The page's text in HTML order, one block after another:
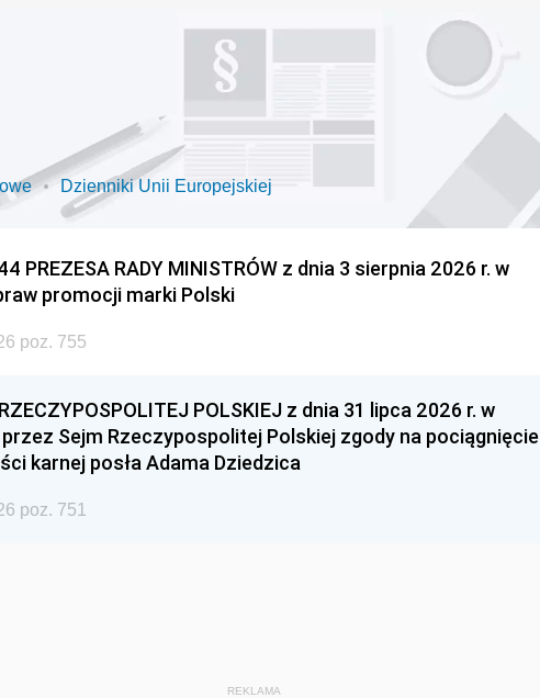
Dzienniki Unii Europejskiej
PREZESA RADY MINISTRÓW z dnia 3 sierpnia 2026 r. w
promocji marki Polski
poz. 755
POLSKIEJ z dnia 31 lipca 2026 r. w
Sejm Rzeczypospolitej Polskiej zgody na pociągnięcie
karnej posła Adama Dziedzica
poz. 751
REKLAMA